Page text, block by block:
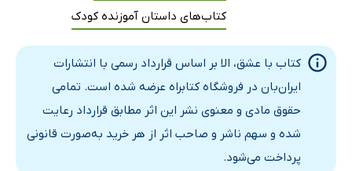
23. ماشین سیاه دراز
27. فهرست‌ها
کتاب‌های داستان آموزنده کودک
کتاب با عشق، الا بر اساس قرارداد رسمی با انتشارات
ایران‌بان در فروشگاه کتابراه عرضه شده است. تمامی
حقوق مادی و معنوی نشر این اثر مطابق قرارداد رعایت
شده و سهم ناشر و صاحب اثر از هر خرید به‌صورت قانونی
پرداخت می‌شود.